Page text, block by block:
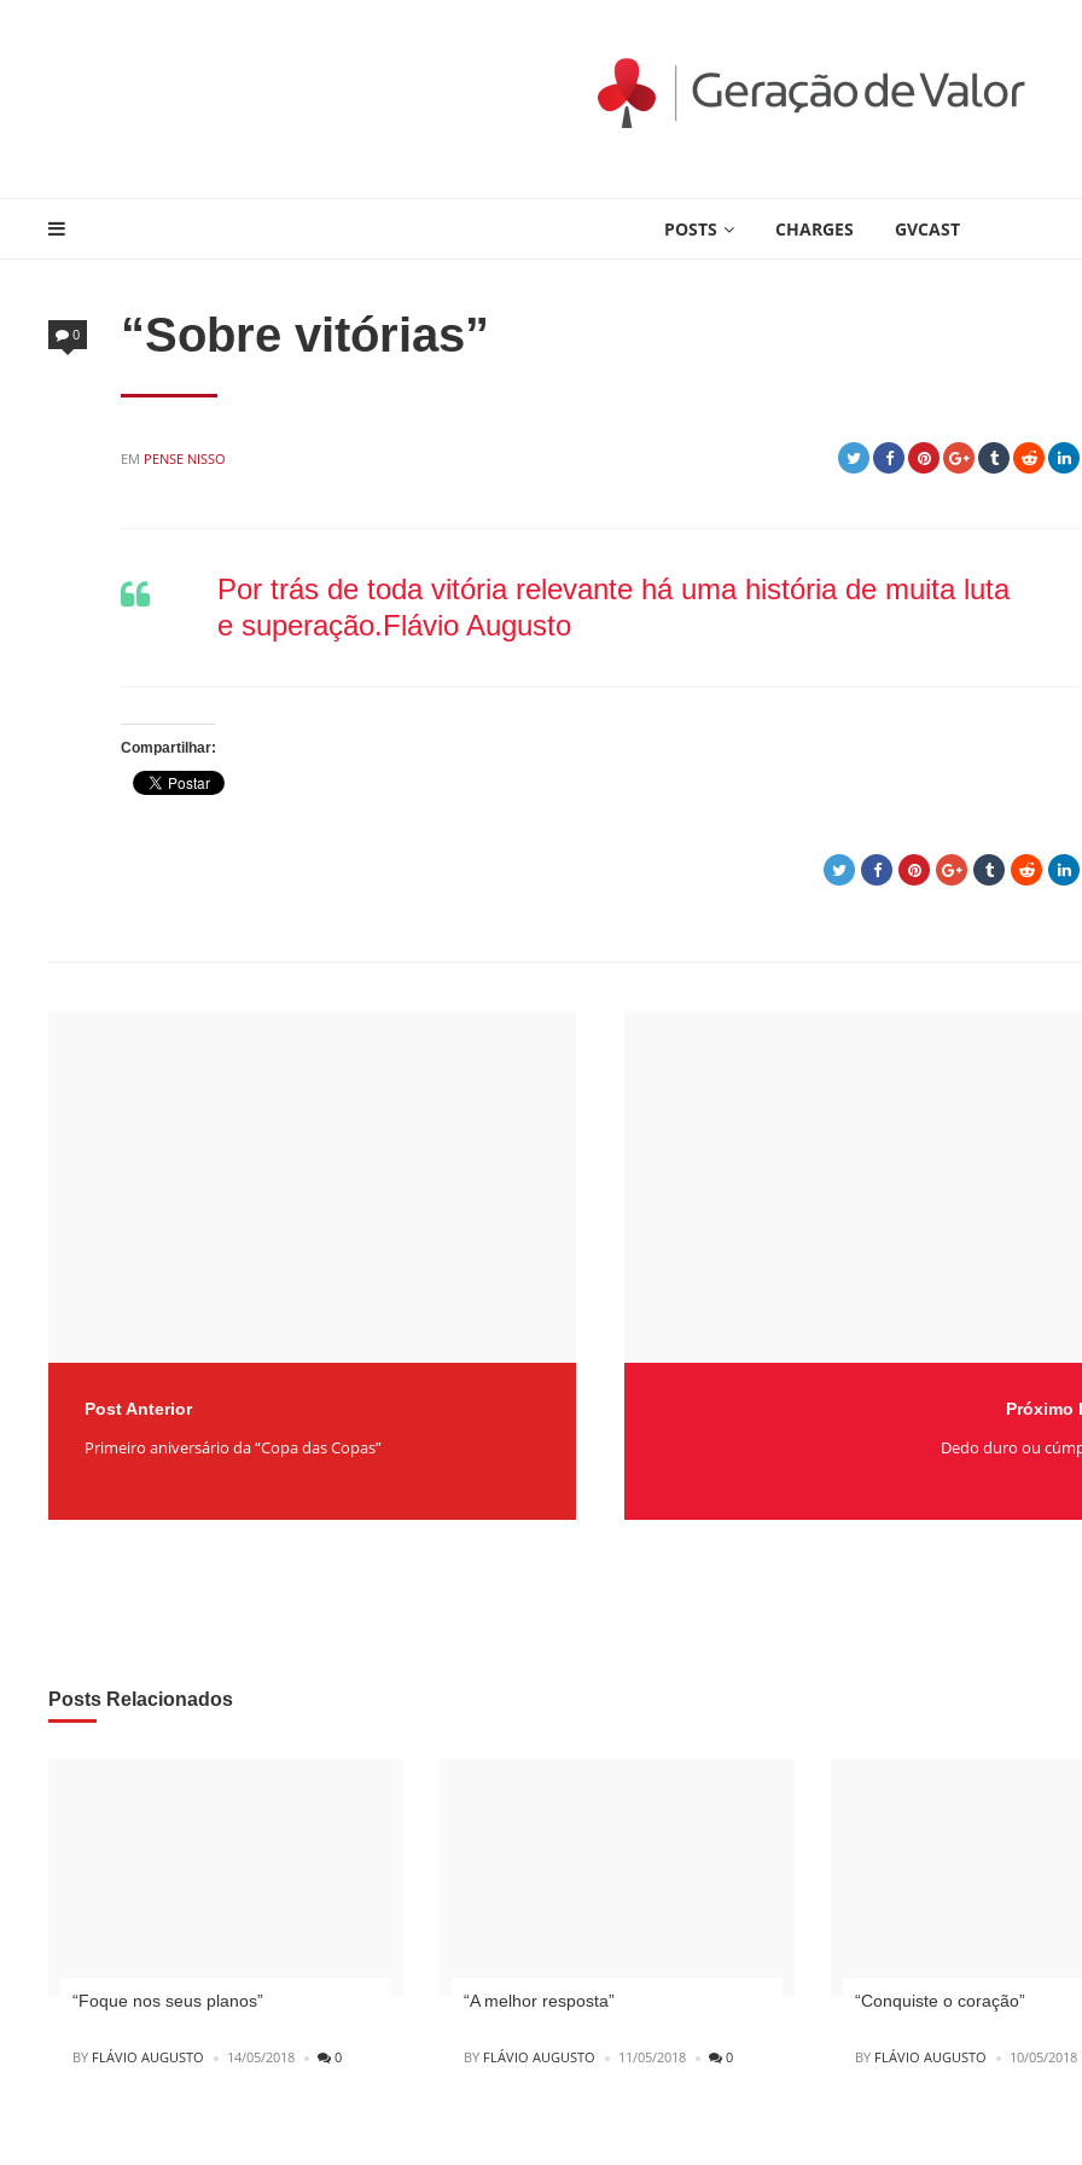
POSTS CHARGES GVCAST
“Sobre vitórias”
EM POSTED
PENSE NISSO
0
Por trás de toda vitória relevante há uma história de muita luta
e superação.Flávio Augusto
Compartilhar:
Post Anterior
Primeiro aniversário da “Copa das Copas”
Próximo
Dedo duro ou
Posts Relacionados
“Foque nos seus planos”
POSTED
BY FLÁVIO AUGUSTO 14/05/2018 0
“A melhor resposta”
POSTED
BY FLÁVIO AUGUSTO 11/05/2018 0
“Conquiste o coração”
POSTED
BY FLÁVIO AUGUSTO 10/05/2018